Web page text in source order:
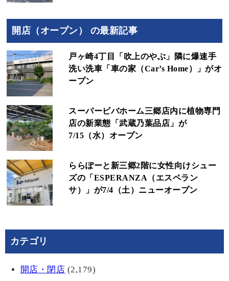
開店（オープン） の最新記事
戸ヶ崎4丁目「吹上のやぶ」隣に爆速手
洗い洗車「車の家（Car’s Home）」がオ
ープン
スーパービバホーム三郷店内に植物専門
店の新業態「武蔵乃葉品店」が
7/15（水）オープン
ららぽーと新三郷2階に女性向けシュー
ズの「ESPERANZA（エスペラン
サ）」が7/4（土）ニューオープン
カテゴリ
開店・閉店 (2,179)